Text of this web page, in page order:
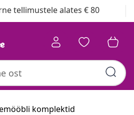
tellimustele alates € 80
komplektid